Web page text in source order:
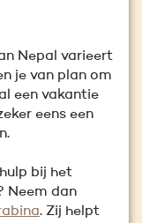
Nepal varieert
je van plan om
een vakantie
eens een
bij het
Neem dan
. Zij helpt